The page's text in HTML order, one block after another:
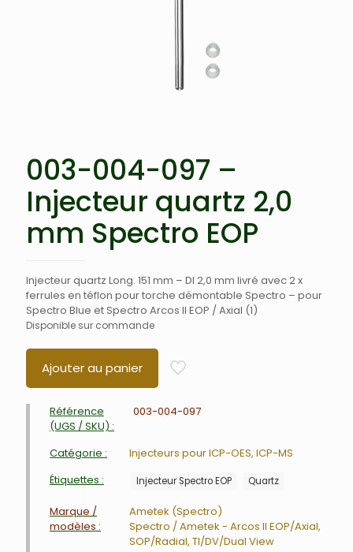
003-004-097 –
Injecteur quartz 2,0
mm Spectro EOP
Injecteur quartz Long. 151 mm – DI 2,0 mm livré avec 2 x
ferrules en téflon pour torche démontable Spectro – pour
Spectro Blue et Spectro Arcos II EOP / Axial (1)
Disponible sur commande
Ajouter au panier
Référence
(UGS / SKU) :
003-004-097
Catégorie :
Injecteurs pour ICP-OES, ICP-MS
Étiquettes :
Injecteur Spectro EOP Quartz
Marque /
modèles :
Ametek (Spectro)
Spectro / Ametek - Arcos II EOP/Axial,
SOP/Radial, TI/DV/Dual View